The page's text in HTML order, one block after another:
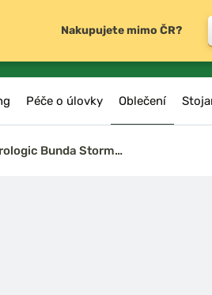
Péče o úlovky Oblečení
Bunda Storm…
Nakupujete mimo ČR?